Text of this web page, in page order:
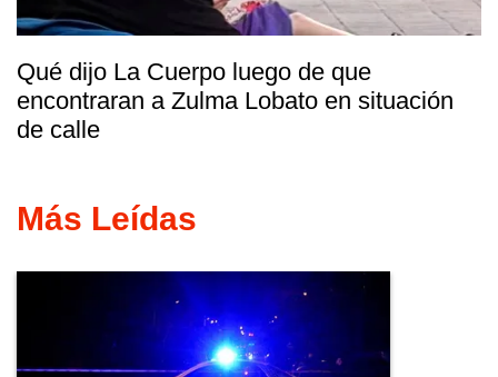
Qué dijo La Cuerpo luego de que
encontraran a Zulma Lobato en situación
de calle
Más Leídas